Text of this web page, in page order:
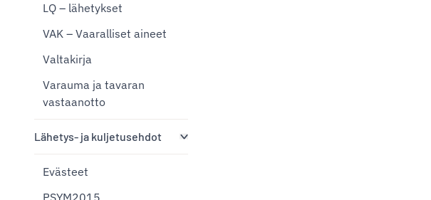
LQ – lähetykset
VAK – Vaaralliset aineet
Valtakirja
Varauma ja tavaran
vastaanotto
Lähetys- ja kuljetusehdot
Evästeet
PSYM2015